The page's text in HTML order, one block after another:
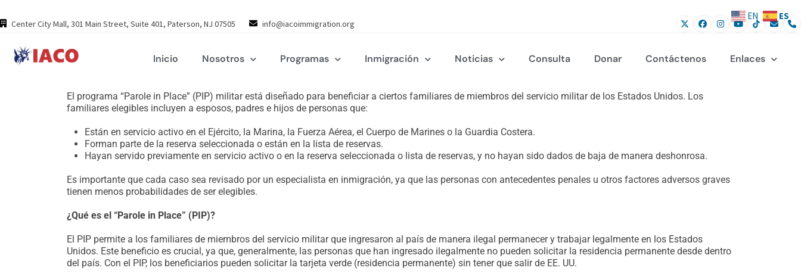
to
content
Center City Mall, 301 Main Street, Suite 401, Paterson, NJ 07505 info@iacoimmigration.org
Inicio Nosotros Programas Inmigración Noticias Consulta Donar Contáctenos Enlaces
El programa “Parole in Place” (PIP) militar está diseñado para beneficiar a ciertos familiares de miembros del servicio militar de los Estados Unidos. Los
familiares elegibles incluyen a esposos, padres e hijos de personas que:
Están en servicio activo en el Ejército, la Marina, la Fuerza Aérea, el Cuerpo de Marines o la Guardia Costera.
Forman parte de la reserva seleccionada o están en la lista de reservas.
Hayan servido previamente en servicio activo o en la reserva seleccionada o lista de reservas, y no hayan sido dados de baja de manera deshonrosa.
Es importante que cada caso sea revisado por un especialista en inmigración, ya que las personas con antecedentes penales u otros factores adversos graves
tienen menos probabilidades de ser elegibles.
¿Qué es el “Parole in Place” (PIP)?
El PIP permite a los familiares de miembros del servicio militar que ingresaron al país de manera ilegal permanecer y trabajar legalmente en los Estados
Unidos. Este beneficio es crucial, ya que, generalmente, las personas que han ingresado ilegalmente no pueden solicitar la residencia permanente desde dentro
del país. Con el PIP, los beneficiarios pueden solicitar la tarjeta verde (residencia permanente) sin tener que salir de EE. UU.
EN ES